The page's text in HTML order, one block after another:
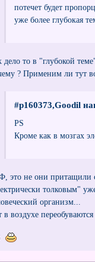
потечет будет
уже более глубокая
дело то в "глубокой
? Применим ли тут
#p160373,Goodil
PS
Кроме как в мозгах
это не они притащили
толковым"
организм...
в воздухе